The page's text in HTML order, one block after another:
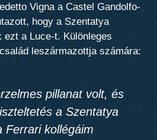
Vigna a Castel Gandolfo-
hogy a Szentatya
ezt a Luce-t. Különleges
leszármazottja számára:
pillanat volt, és
a Szentatya
Ferrari kollégáim